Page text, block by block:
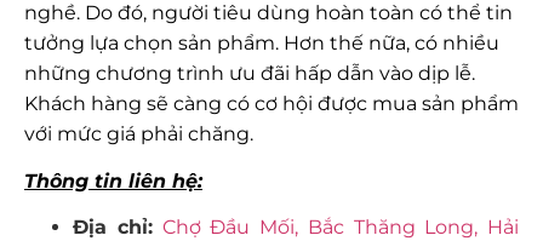
nghề. Do đó, người tiêu dùng hoàn toàn có thể tin
tưởng lựa chọn sản phẩm. Hơn thế nữa, có nhiều
những chương trình ưu đãi hấp dẫn vào dịp lễ.
Khách hàng sẽ càng có cơ hội được mua sản phẩm
với mức giá phải chăng.
Thông tin liên hệ:
Địa chỉ: Chợ Đầu Mối, Bắc Thăng Long, Hải